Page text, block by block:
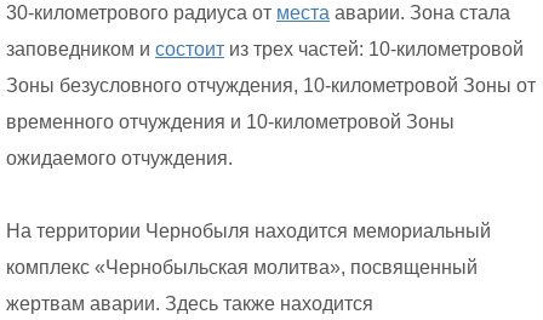
30-километрового радиуса от места аварии. Зона стала
заповедником и состоит из трех частей: 10-километровой
Зоны безусловного отчуждения, 10-километровой Зоны от
временного отчуждения и 10-километровой Зоны
ожидаемого отчуждения.
На территории Чернобыля находится мемориальный
комплекс «Чернобыльская молитва», посвященный
жертвам аварии. Здесь также находится